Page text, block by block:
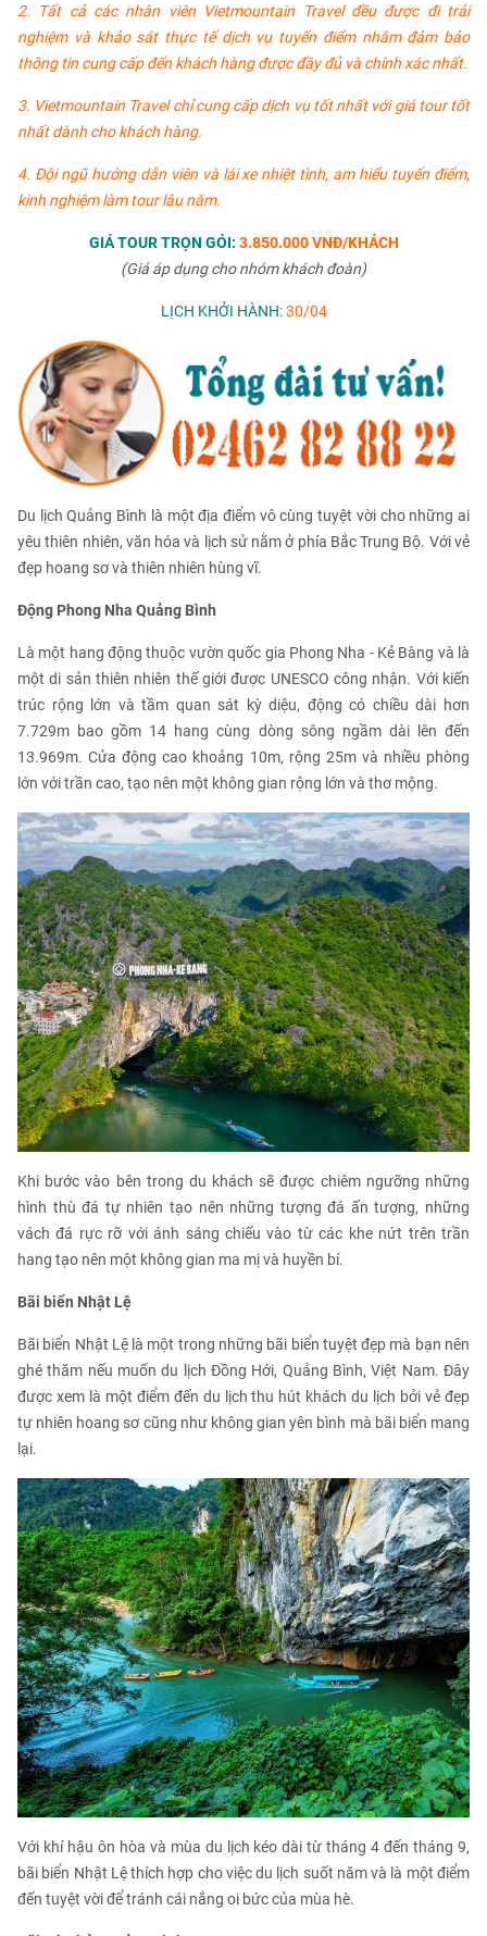
2. Tất cả các nhân viên Vietmountain Travel đều được đi trải
nghiệm và khảo sát thực tế dịch vụ tuyến điểm nhằm đảm bảo
thông tin cung cấp đến khách hàng được đầy đủ và chính xác nhất.
3. Vietmountain Travel chỉ cung cấp dịch vụ tốt nhất với giá tour tốt
nhất dành cho khách hàng.
4. Đội ngũ hướng dẫn viên và lái xe nhiệt tình, am hiểu tuyến điểm,
kinh nghiệm làm tour lâu năm.
GIÁ TOUR TRỌN GÓI: 3.850.000 VNĐ/KHÁCH
(Giá áp dụng cho nhóm khách đoàn)
LỊCH KHỞI HÀNH: 30/04
Du lịch Quảng Bình là một địa điểm vô cùng tuyệt vời cho những ai
yêu thiên nhiên, văn hóa và lịch sử nằm ở phía Bắc Trung Bộ. Với vẻ
đẹp hoang sơ và thiên nhiên hùng vĩ.
Động Phong Nha Quảng Bình
Là một hang động thuộc vườn quốc gia Phong Nha - Kẻ Bàng và là
một di sản thiên nhiên thế giới được UNESCO công nhận. Với kiến
trúc rộng lớn và tầm quan sát kỳ diệu, động có chiều dài hơn
7.729m bao gồm 14 hang cùng dòng sông ngầm dài lên đến
13.969m. Cửa động cao khoảng 10m, rộng 25m và nhiều phòng
lớn với trần cao, tạo nên một không gian rộng lớn và thơ mộng.
Khi bước vào bên trong du khách sẽ được chiêm ngưỡng những
hình thù đá tự nhiên tạo nên những tượng đá ấn tượng, những
vách đá rực rỡ với ánh sáng chiếu vào từ các khe nứt trên trần
hang tạo nên một không gian ma mị và huyền bí.
Bãi biển Nhật Lệ
Bãi biển Nhật Lệ là một trong những bãi biển tuyệt đẹp mà bạn nên
ghé thăm nếu muốn du lịch Đồng Hới, Quảng Bình, Việt Nam. Đây
được xem là một điểm đến du lịch thu hút khách du lịch bởi vẻ đẹp
tự nhiên hoang sơ cũng như không gian yên bình mà bãi biển mang
lại.
Với khí hậu ôn hòa và mùa du lịch kéo dài từ tháng 4 đến tháng 9,
bãi biển Nhật Lệ thích hợp cho việc du lịch suốt năm và là một điểm
đến tuyệt vời để tránh cái nắng oi bức của mùa hè.